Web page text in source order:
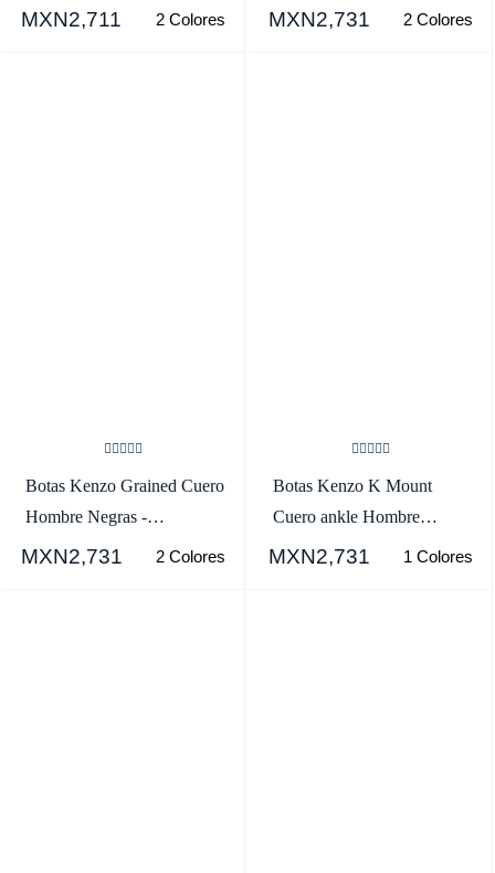
- SKU.3622296
MXN2,711 2 Colores
SKU.8672393
MXN2,731 2 Colores
Botas Kenzo Grained Cuero
Hombre Negras -
SKU.5431439
MXN2,731 2 Colores
Botas Kenzo K Mount
Cuero ankle Hombre
Marrones Oscuro -
MXN2,731 1 Colores